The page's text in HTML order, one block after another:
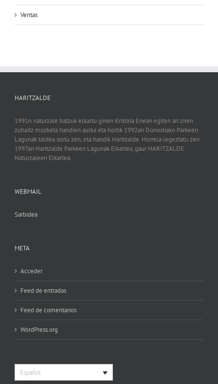
Ventas
HARITZALDE
1991n naturzale batzuk elkartu ginen Kristina Enean egiten ari ziren
zuhaitz mozketa handien aurka eta hortik 1992an Donostiako Parkeen
Lagunak taldea sortu zen, eta handik Haritzalde. Horrela legeztatu zen
1997an Haritzalde Parkeen Lagunak Elkartea, gaur HARITZALDE
Naturzaleen Elkartea.
WEBMAIL
Sarbidea
META
Acceder
Feed de entradas
Feed de comentarios
WordPress.org
Español